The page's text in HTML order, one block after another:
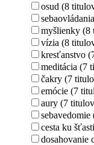
osud (8
myšlienky (8
vízia (8
kresťanstvo
meditácia (7
čakry (7
emócie (7
aury (7
cesta ku